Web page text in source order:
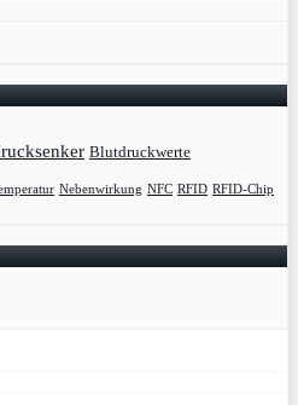
Blutdruckwerte
Nebenwirkung NFC RFID RFID-Chip